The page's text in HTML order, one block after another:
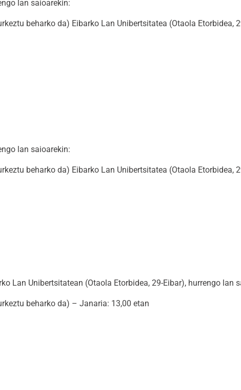
lan saioarekin:
beharko da) Eibarko Lan Unibertsitatea (Otaola Etorbidea,
lan saioarekin:
beharko da) Eibarko Lan Unibertsitatea (Otaola Etorbidea,
Lan Unibertsitatean (Otaola Etorbidea, 29-Eibar), hurrengo lan
beharko da) – Janaria: 13,00 etan